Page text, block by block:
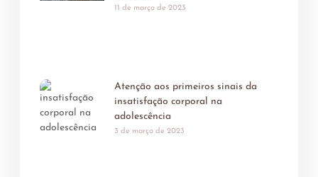
11 de março de 2023
Atenção aos primeiros sinais da
insatisfação corporal na
adolescência
3 de março de 2023